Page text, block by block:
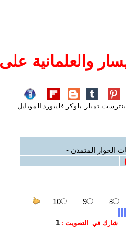
والعلمانية على
بنترست تمبلر بلوكر فليبورد الموبايل
الحوار المتمدن -